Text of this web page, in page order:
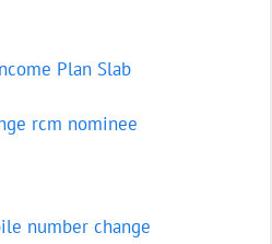
Plan Slab
rcm nominee
number change